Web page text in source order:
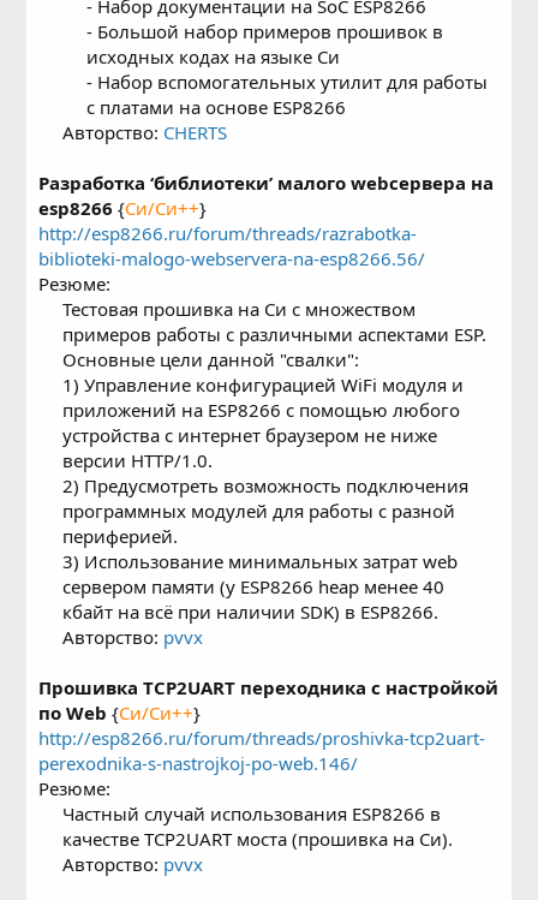
- Набор документации на SoC ESP8266
- Большой набор примеров прошивок в
исходных кодах на языке Си
- Набор вспомогательных утилит для работы
с платами на основе ESP8266​
Авторство: CHERTS
Разработка ‘библиотеки’ малого webсервера на
esp8266 {Си/Си++}
http://esp8266.ru/forum/threads/razrabotka-
biblioteki-malogo-webservera-na-esp8266.56/
Резюме:
Тестовая прошивка на Си с множеством
примеров работы с различными аспектами ESP.
Основные цели данной "свалки":
1) Управление конфигурацией WiFi модуля и
приложений на ESP8266 с помощью любого
устройства с интернет браузером не ниже
версии HTTP/1.0.
2) Предусмотреть возможность подключения
программных модулей для работы с разной
периферией.
3) Использование минимальных затрат web
сервером памяти (у ESP8266 heap менее 40
кбайт на всё при наличии SDK) в ESP8266.
Авторство: pvvx
Прошивка TCP2UART переходника с настройкой
по Web {Си/Си++}
http://esp8266.ru/forum/threads/proshivka-tcp2uart-
perexodnika-s-nastrojkoj-po-web.146/
Резюме:
Частный случай использования ESP8266 в
качестве TCP2UART моста (прошивка на Си).
Авторство: pvvx